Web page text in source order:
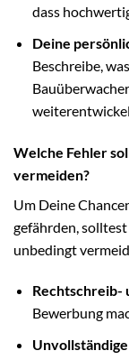
dass
Deine
Beschreibe,
Welche Fehler
vermeiden?
Um Deine
gefährden,
unbedingt
Rechtschreib-
Bewerbung